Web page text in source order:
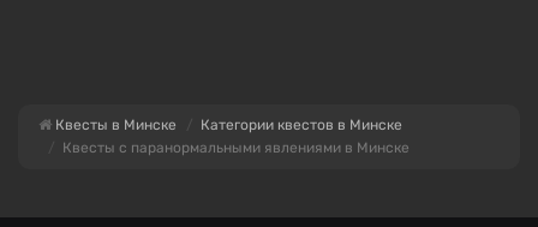
Квесты в Минске
Категории квестов в Минске
Квесты с паранормальными явлениями в Минске